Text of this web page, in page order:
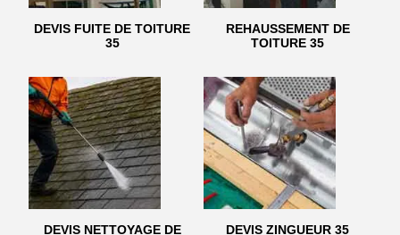
DEVIS FUITE DE TOITURE
35
REHAUSSEMENT DE
TOITURE 35
DEVIS NETTOYAGE DE DEVIS ZINGUEUR 35